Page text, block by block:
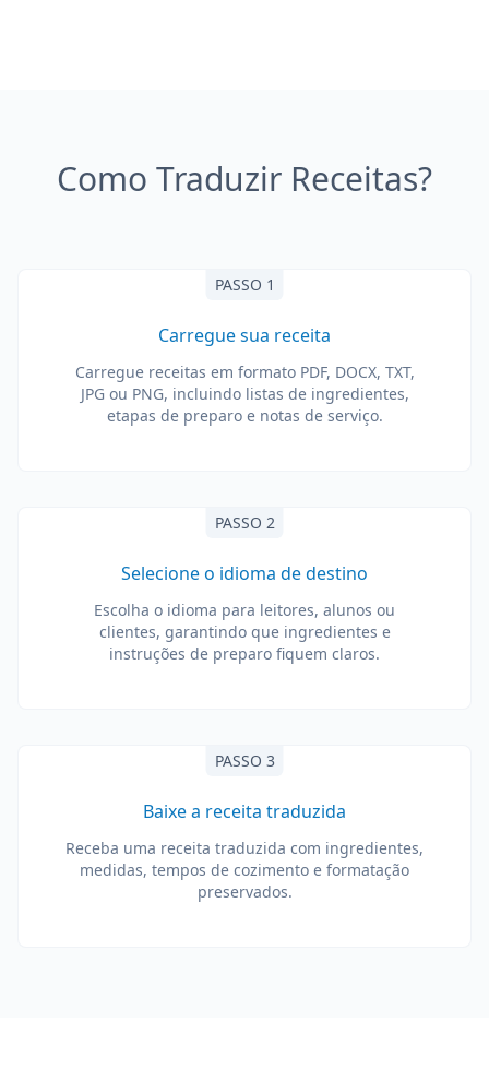
Como Traduzir Receitas?
PASSO 1
Carregue sua receita
Carregue receitas em formato PDF, DOCX, TXT,
JPG ou PNG, incluindo listas de ingredientes,
etapas de preparo e notas de serviço.
PASSO 2
Selecione o idioma de destino
Escolha o idioma para leitores, alunos ou
clientes, garantindo que ingredientes e
instruções de preparo fiquem claros.
PASSO 3
Baixe a receita traduzida
Receba uma receita traduzida com ingredientes,
medidas, tempos de cozimento e formatação
preservados.